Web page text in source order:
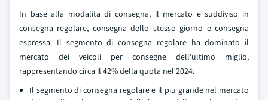
In base alla modalita di consegna, il mercato e suddiviso in
consegna regolare, consegna dello stesso giorno e consegna
espressa. Il segmento di consegna regolare ha dominato il
mercato dei veicoli per consegne dell'ultimo miglio,
rappresentando circa il 42% della quota nel 2024.
Il segmento di consegna regolare e il piu grande nel mercato